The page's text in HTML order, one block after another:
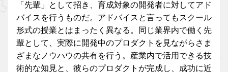
「先輩」として招き、育成対象の開発者に対してアド
バイスを行うものだ。アドバイスと言ってもスクール
形式の授業とはまったく異なる。同じ業界内で働く先
輩として、実際に開発中のプロダクトを見ながらさま
ざまなノウハウの共有を行う。産業内で活用できる技
術的な知見と、彼らのプロダクトが完成し、成功に近